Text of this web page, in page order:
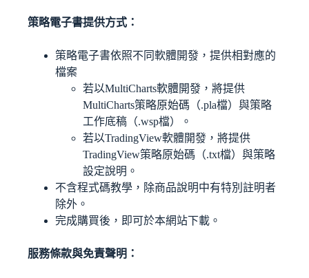
策略電子書提供方式：
策略電子書依照不同軟體開發，提供相對應的
檔案
若以MultiCharts軟體開發，將提供
MultiCharts策略原始碼（.pla檔）與策略
工作底稿（.wsp檔）。
若以TradingView軟體開發，將提供
TradingView策略原始碼（.txt檔）與策略
設定說明。
不含程式碼教學，除商品說明中有特別註明者
除外。
完成購買後，即可於本網站下載。
服務條款與免責聲明：